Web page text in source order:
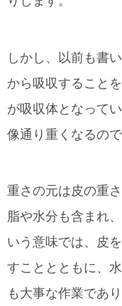
しかし、以前も書
から吸収すること
が吸収体となって
像通り重くなるので
重さの元は皮の重
脂や水分も含まれ
いう意味では、皮
すこととともに、
も大事な作業であ